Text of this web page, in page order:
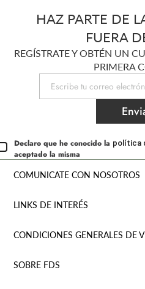
HAZ PARTE DE
FUERA
REGÍSTRATE Y OBTÉN UN
PRIMERA
Declaro que he conocido la política
aceptado la misma
COMUNICATE CON NOSOTROS
LINKS DE INTERÉS
CONDICIONES GENERALES DE
SOBRE FDS